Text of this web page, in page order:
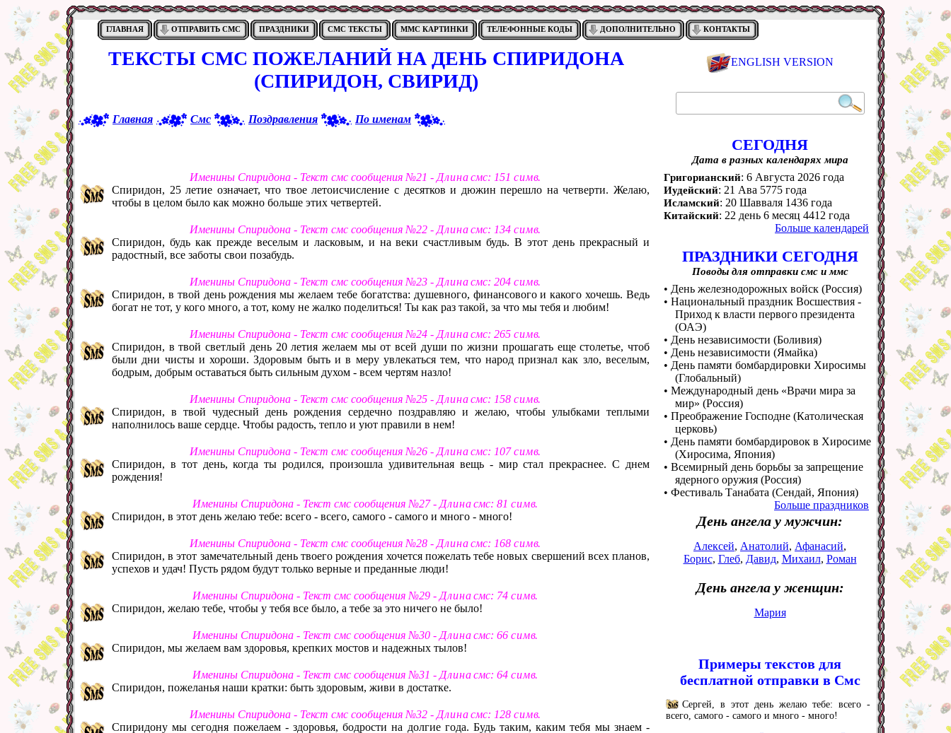
ГЛАВНАЯ ОТПРАВИТЬ СМС ПРАЗДНИКИ СМС ТЕКСТЫ ММС КАРТИНКИ ТЕЛЕФОННЫЕ КОДЫ ДОПОЛНИТЕЛЬНО КОНТАКТЫ
ТЕКСТЫ СМС ПОЖЕЛАНИЙ НА ДЕНЬ СПИРИДОНА
(СПИРИДОН, СВИРИД)
Главная Смс Поздравления По именам
Именины Спиридона - Текст смс сообщения №21 - Д л и н асмс: 151 с и м в.
Спиридон, 25 летие означает, что твое летоисчисление с десятков и дюжин перешло на четверти. Желаю,
чтобы в целом было как можно больше этих четвертей.
Именины Спиридона - Текст смс сообщения №22 - Д л и н асмс: 134 с и м в.
Спиридон, будь как прежде веселым и ласковым, и на веки счастливым будь. В этот день прекрасный и
радостный, все заботы свои позабудь.
Именины Спиридона - Текст смс сообщения №23 - Д л и н асмс: 204 с и м в.
Спиридон, в твой день рождения мы желаем тебе богатства: душевного, финансового и какого хочешь. Ведь
богат не тот, у кого много, а тот, кому не жалко поделиться! Ты как раз такой, за что мы тебя и любим!
Именины Спиридона - Текст смс сообщения №24 - Д л и н асмс: 265 с и м в.
Спиридон, в твой светлый день 20 летия желаем мы от всей души по жизни прошагать еще столетье, чтоб
были дни чисты и хороши. Здоровым быть и в меру увлекаться тем, что народ признал как зло, веселым,
бодрым, добрым оставаться быть сильным духом - всем чертям назло!
Именины Спиридона - Текст смс сообщения №25 - Д л и н асмс: 158 с и м в.
Спиридон, в твой чудесный день рождения сердечно поздравляю и желаю, чтобы улыбками теплыми
наполнилось ваше сердце. Чтобы радость, тепло и уют правили в нем!
Именины Спиридона - Текст смс сообщения №26 - Д л и н асмс: 107с и м в.
Спиридон, в тот день, когда ты родился, произошла удивительная вещь - мир стал прекраснее. С днем
рождения!
Именины Спиридона - Текст смс сообщения №27 - Д л и н асмс: 81 с и м в.
Спиридон, в этот день желаю тебе: всего - всего, самого - самого и много - много!
Именины Спиридона - Текст смс сообщения №28 - Д л и н асмс: 168 с и м в.
Спиридон, в этот замечательный день твоего рождения хочется пожелать тебе новых свершений всех планов,
успехов и удач! Пусть рядом будут только верные и преданные люди!
Именины Спиридона - Текст смс сообщения №29 - Д л и н асмс: 74 с и м в.
Спиридон, желаю тебе, чтобы у тебя все было, а тебе за это ничего не было!
Именины Спиридона - Текст смс сообщения №30 - Д л и н асмс: 66 с и м в.
Спиридон, мы желаем вам здоровья, крепких мостов и надежных тылов!
Именины Спиридона - Текст смс сообщения №31 - Д л и н асмс: 64 с и м в.
Спиридон, пожеланья наши кратки: быть здоровым, живи в достатке.
Именины Спиридона - Текст смс сообщения №32 - Д л и н асмс: 128 с и м в.
Спиридону мы сегодня пожелаем - здоровья, бодрости на долгие года. Будь таким, каким тебя мы знаем -
ENGLISH VERSION
СЕГОДНЯ
Дата в разных календарях мира
Григорианский: 6 Августа 2026 года
Иудейский: 21 Ава 5775 года
Исламский: 20 Шавваля 1436 года
Китайский: 22 день 6 месяц 4412 года
Больше календарей
ПРАЗДНИКИ СЕГОДНЯ
Поводы для отправки смс и ммс
• День железнодорожных войск (Россия)
• Национальный праздник Восшествия -
Приход к власти первого президента
(ОАЭ)
• День независимости (Боливия)
• День независимости (Ямайка)
• День памяти бомбардировки Хиросимы
(Глобальный)
• Международный день «Врачи мира за
мир» (Россия)
• Преображение Господне (Католическая
церковь)
• День памяти бомбардировок в Хиросиме
(Хиросима, Япония)
• Всемирный день борьбы за запрещение
ядерного оружия (Россия)
• Фестиваль Танабата (Сендай, Япония)
Больше праздников
День ангела у мужчин:
Алексей, Анатолий, Афанасий,
Борис, Глеб, Давид, Михаил, Роман
День ангела у женщин:
Мария
Примеры текстов для
бесплатной отправки в Смс
Сергей, в этот день желаю тебе: всего -
всего, самого - самого и много - много!